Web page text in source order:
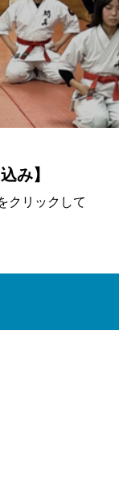
み】
クリックして